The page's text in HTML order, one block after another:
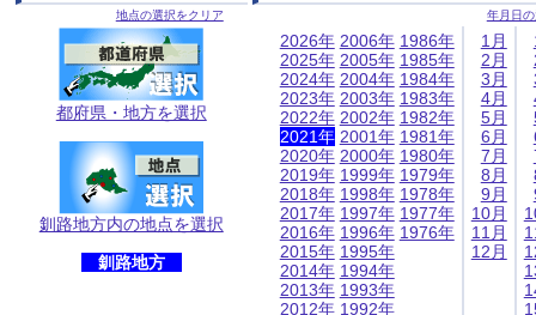
地点の選択をクリア
都府県・地方を選択
釧路地方内の地点を選択
釧路地方
年月日
2026年
2025年
2024年
2023年
2022年
2021年
2020年
2019年
2018年
2017年
2016年
2015年
2014年
2013年
2012年
2006年
2005年
2004年
2003年
2002年
2001年
2000年
1999年
1998年
1997年
1996年
1995年
1994年
1993年
1992年
1986年
1985年
1984年
1983年
1982年
1981年
1980年
1979年
1978年
1977年
1976年
1月
2月
3月
4月
5月
6月
7月
8月
9月
10月
11月
12月